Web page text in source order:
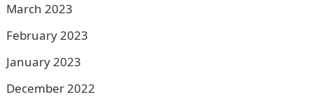
March 2023
February 2023
January 2023
December 2022